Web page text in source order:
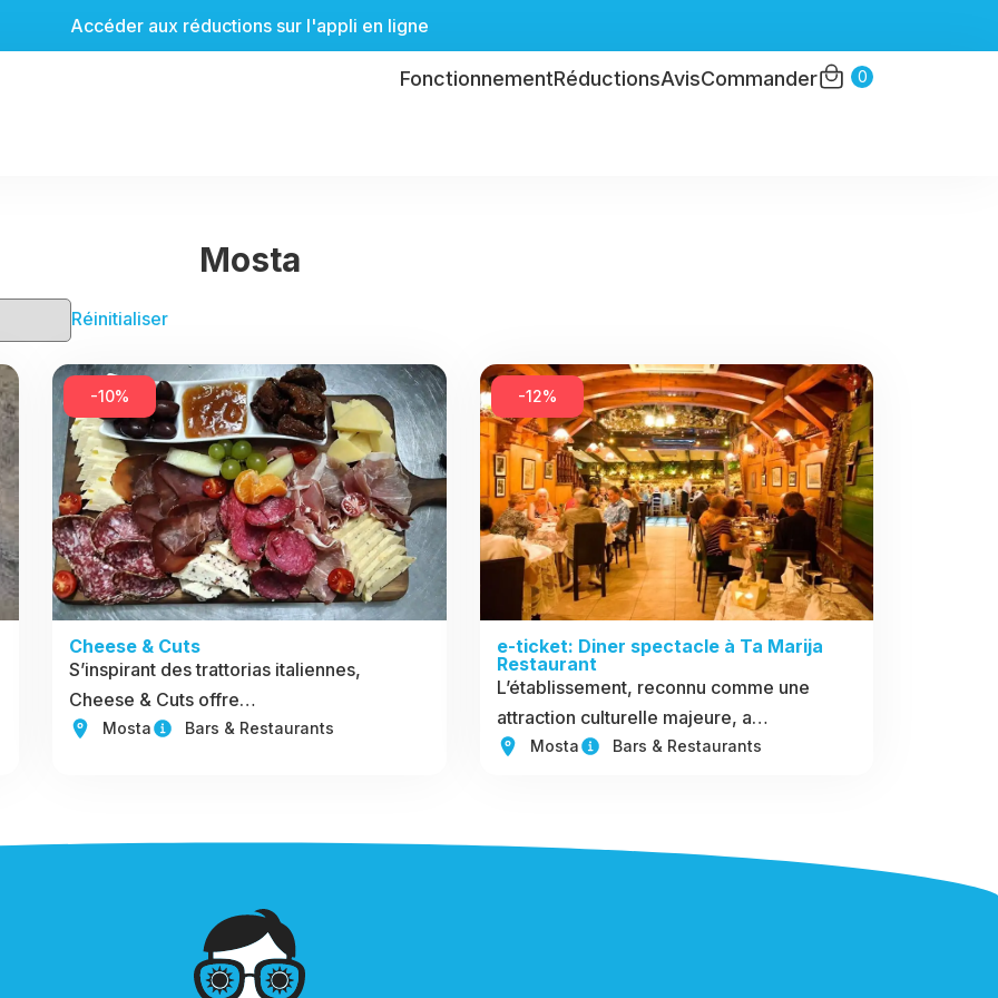
Accéder aux réductions sur l'appli en ligne
FonctionnementRéductionsAvisCommander 0
Mosta
Réinitialiser
-10%
Cheese & Cuts
S’inspirant des trattorias italiennes,
Cheese & Cuts offre…
Mosta Bars & Restaurants
-12%
e-ticket: Diner spectacle à Ta Marija
Restaurant
L’établissement, reconnu comme une
attraction culturelle majeure, a…
Mosta Bars & Restaurants